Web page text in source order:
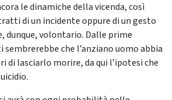
le dinamiche della vicenda, così
di un incidente oppure di un gesto
dunque, volontario. Dalle prime
che l’anziano uomo abbia
di lasciarlo morire, da qui l’ipotesi che